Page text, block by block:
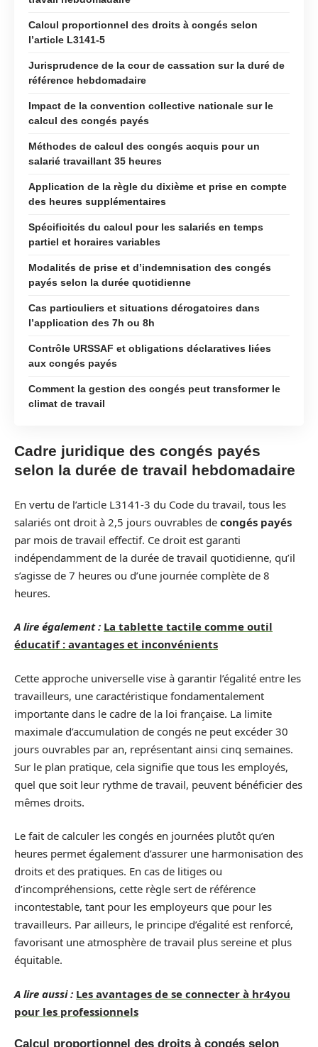
Calcul proportionnel des droits à congés selon
l’article L3141-5
Jurisprudence de la cour de cassation sur la duré de
référence hebdomadaire
Impact de la convention collective nationale sur le
calcul des congés payés
Méthodes de calcul des congés acquis pour un
salarié travaillant 35 heures
Application de la règle du dixième et prise en compte
des heures supplémentaires
Spécificités du calcul pour les salariés en temps
partiel et horaires variables
Modalités de prise et d’indemnisation des congés
payés selon la durée quotidienne
Cas particuliers et situations dérogatoires dans
l’application des 7h ou 8h
Contrôle URSSAF et obligations déclaratives liées
aux congés payés
Comment la gestion des congés peut transformer le
climat de travail
Cadre juridique des congés payés
selon la durée de travail hebdomadaire
En vertu de l’article L3141-3 du Code du travail, tous les
salariés ont droit à 2,5 jours ouvrables de congés payés
par mois de travail effectif. Ce droit est garanti
indépendamment de la durée de travail quotidienne, qu’il
s’agisse de 7 heures ou d’une journée complète de 8
heures.
A lire également : La tablette tactile comme outil
éducatif : avantages et inconvénients
Cette approche universelle vise à garantir l’égalité entre les
travailleurs, une caractéristique fondamentalement
importante dans le cadre de la loi française. La limite
maximale d’accumulation de congés ne peut excéder 30
jours ouvrables par an, représentant ainsi cinq semaines.
Sur le plan pratique, cela signifie que tous les employés,
quel que soit leur rythme de travail, peuvent bénéficier des
mêmes droits.
Le fait de calculer les congés en journées plutôt qu’en
heures permet également d’assurer une harmonisation des
droits et des pratiques. En cas de litiges ou
d’incompréhensions, cette règle sert de référence
incontestable, tant pour les employeurs que pour les
travailleurs. Par ailleurs, le principe d’égalité est renforcé,
favorisant une atmosphère de travail plus sereine et plus
équitable.
A lire aussi : Les avantages de se connecter à hr4you
pour les professionnels
Calcul proportionnel des droits à congés selon